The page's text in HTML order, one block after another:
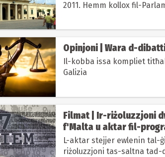
2011. Hemm kollox fil-
Opinjoni | Wara
Il-kobba issa kompliet
Galizia
Filmat | Ir-riżoluzzjoni
f'Malta u aktar fil-
L-aktar stejjer ewlenin tal-
riżoluzzjoni tas-saltna